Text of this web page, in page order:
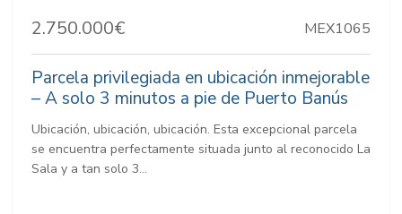
2.750.000€ MEX1065
Parcela privilegiada en ubicación inmejorable
– A solo 3 minutos a pie de Puerto Banús
Ubicación, ubicación, ubicación. Esta excepcional parcela
se encuentra perfectamente situada junto al reconocido La
Sala y a tan solo 3...